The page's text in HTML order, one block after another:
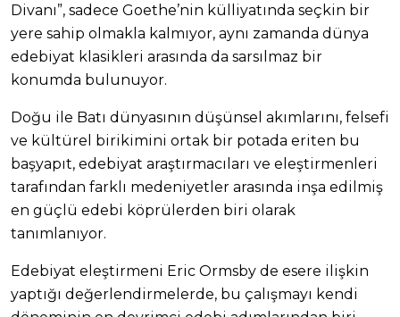
Divanı”, sadece Goethe’nin külliyatında seçkin bir
yere sahip olmakla kalmıyor, aynı zamanda dünya
edebiyat klasikleri arasında da sarsılmaz bir
konumda bulunuyor.
Doğu ile Batı dünyasının düşünsel akımlarını, felsefi
ve kültürel birikimini ortak bir potada eriten bu
başyapıt, edebiyat araştırmacıları ve eleştirmenleri
tarafından farklı medeniyetler arasında inşa edilmiş
en güçlü edebi köprülerden biri olarak
tanımlanıyor.
Edebiyat eleştirmeni Eric Ormsby de esere ilişkin
yaptığı değerlendirmelerde, bu çalışmayı kendi